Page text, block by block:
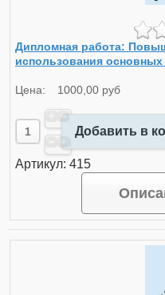
Дипломная работа:
использования основных
Цена: 1000,00 руб
Добавить в
Артикул: 415